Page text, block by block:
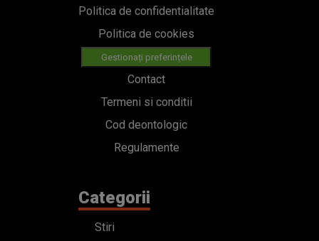
Politica de confidentialitate
Politica de cookies
Gestionați preferințele
Contact
Termeni si conditii
Cod deontologic
Regulamente
Categorii
Stiri